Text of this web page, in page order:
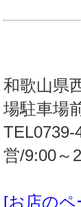
和歌山県
場駐車場
TEL0739-
営/9:00～
[お店のペ